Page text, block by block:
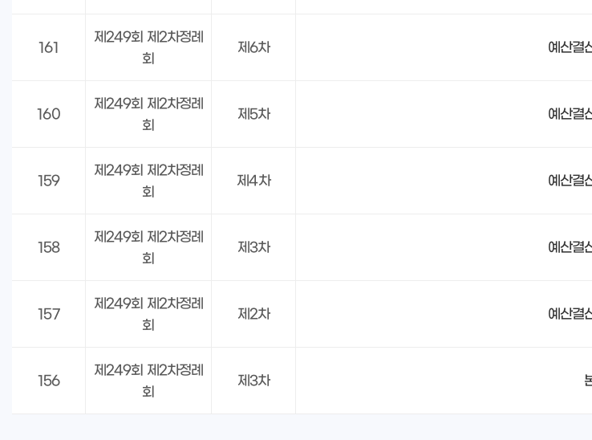
161
제249회 제2차정례
회
제6차 예산결
160
제249회 제2차정례
회
제5차 예산결
159
제249회 제2차정례
회
제4차 예산결
158
제249회 제2차정례
회
제3차 예산결
157
제249회 제2차정례
회
제2차 예산결
156
제249회 제2차정례
회
제3차